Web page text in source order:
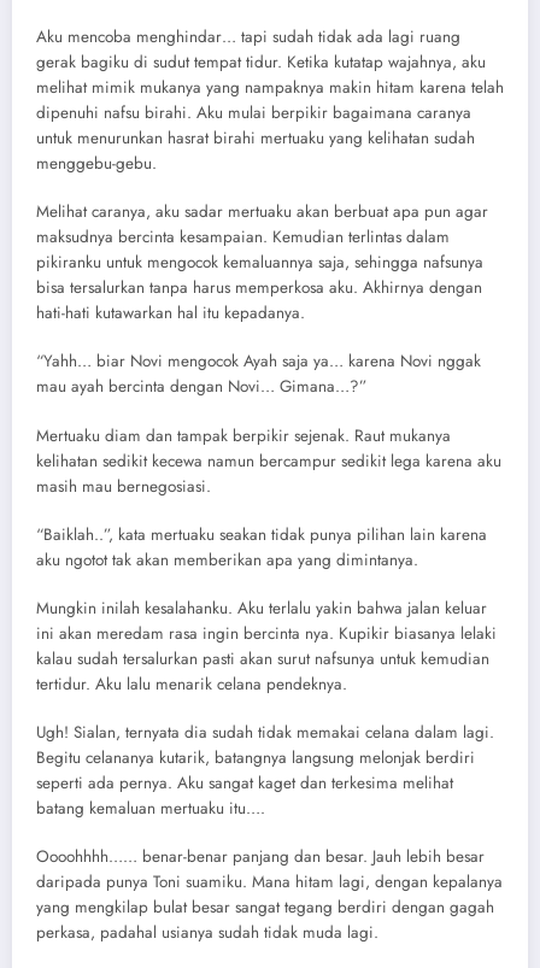
Aku mencoba menghindar… tapi sudah tidak ada lagi ruang
gerak bagiku di sudut tempat tidur. Ketika kutatap wajahnya, aku
melihat mimik mukanya yang nampaknya makin hitam karena telah
dipenuhi nafsu birahi. Aku mulai berpikir bagaimana caranya
untuk menurunkan hasrat birahi mertuaku yang kelihatan sudah
menggebu-gebu.
Melihat caranya, aku sadar mertuaku akan berbuat apa pun agar
maksudnya bercinta kesampaian. Kemudian terlintas dalam
pikiranku untuk mengocok kemaluannya saja, sehingga nafsunya
bisa tersalurkan tanpa harus memperkosa aku. Akhirnya dengan
hati-hati kutawarkan hal itu kepadanya.
“Yahh… biar Novi mengocok Ayah saja ya… karena Novi nggak
mau ayah bercinta dengan Novi… Gimana…?”
Mertuaku diam dan tampak berpikir sejenak. Raut mukanya
kelihatan sedikit kecewa namun bercampur sedikit lega karena aku
masih mau bernegosiasi.
“Baiklah..”, kata mertuaku seakan tidak punya pilihan lain karena
aku ngotot tak akan memberikan apa yang dimintanya.
Mungkin inilah kesalahanku. Aku terlalu yakin bahwa jalan keluar
ini akan meredam rasa ingin bercinta nya. Kupikir biasanya lelaki
kalau sudah tersalurkan pasti akan surut nafsunya untuk kemudian
tertidur. Aku lalu menarik celana pendeknya.
Ugh! Sialan, ternyata dia sudah tidak memakai celana dalam lagi.
Begitu celananya kutarik, batangnya langsung melonjak berdiri
seperti ada pernya. Aku sangat kaget dan terkesima melihat
batang kemaluan mertuaku itu….
Oooohhhh…… benar-benar panjang dan besar. Jauh lebih besar
daripada punya Toni suamiku. Mana hitam lagi, dengan kepalanya
yang mengkilap bulat besar sangat tegang berdiri dengan gagah
perkasa, padahal usianya sudah tidak muda lagi.